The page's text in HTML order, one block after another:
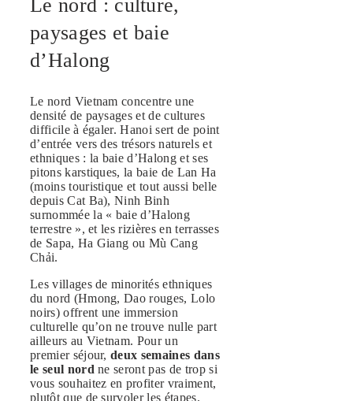
Le nord : culture,
paysages et baie
d’Halong
Le nord Vietnam concentre une
densité de paysages et de cultures
difficile à égaler. Hanoi sert de point
d’entrée vers des trésors naturels et
ethniques : la baie d’Halong et ses
pitons karstiques, la baie de Lan Ha
(moins touristique et tout aussi belle
depuis Cat Ba), Ninh Binh
surnommée la « baie d’Halong
terrestre », et les rizières en terrasses
de Sapa, Ha Giang ou Mù Cang
Chải.
Les villages de minorités ethniques
du nord (Hmong, Dao rouges, Lolo
noirs) offrent une immersion
culturelle qu’on ne trouve nulle part
ailleurs au Vietnam. Pour un
premier séjour,deux semaines dans
le seul nord ne seront pas de trop si
vous souhaitez en profiter vraiment,
plutôt que de survoler les étapes.